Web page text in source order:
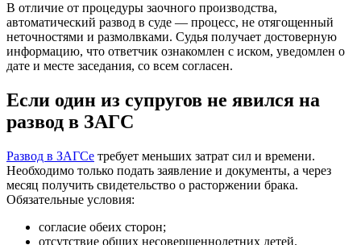
В отличие от процедуры заочного производства,
автоматический развод в суде — процесс, не отягощенный
неточностями и размолвками. Судья получает достоверную
информацию, что ответчик ознакомлен с иском, уведомлен о
дате и месте заседания, со всем согласен.
Если один из супругов не явился на
развод в ЗАГС
Развод в ЗАГСе требует меньших затрат сил и времени.
Необходимо только подать заявление и документы, а через
месяц получить свидетельство о расторжении брака.
Обязательные условия:
согласие обеих сторон;
отсутствие общих несовершеннолетних детей.